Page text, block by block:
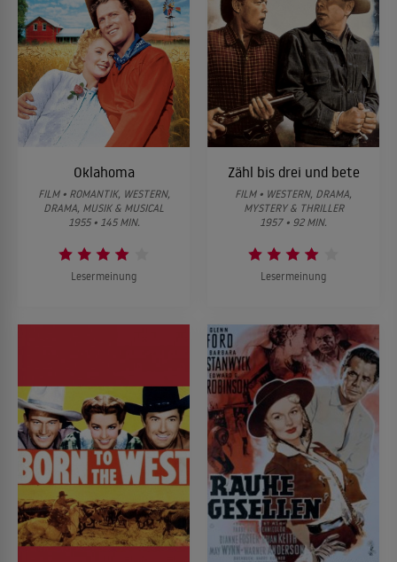
Oklahoma
FILM • ROMANTIK, WESTERN,
DRAMA, MUSIK & MUSICAL
1955 • 145 MIN.
Lesermeinung
Zähl bis drei und bete
FILM • WESTERN, DRAMA,
MYSTERY & THRILLER
1957 • 92 MIN.
Lesermeinung